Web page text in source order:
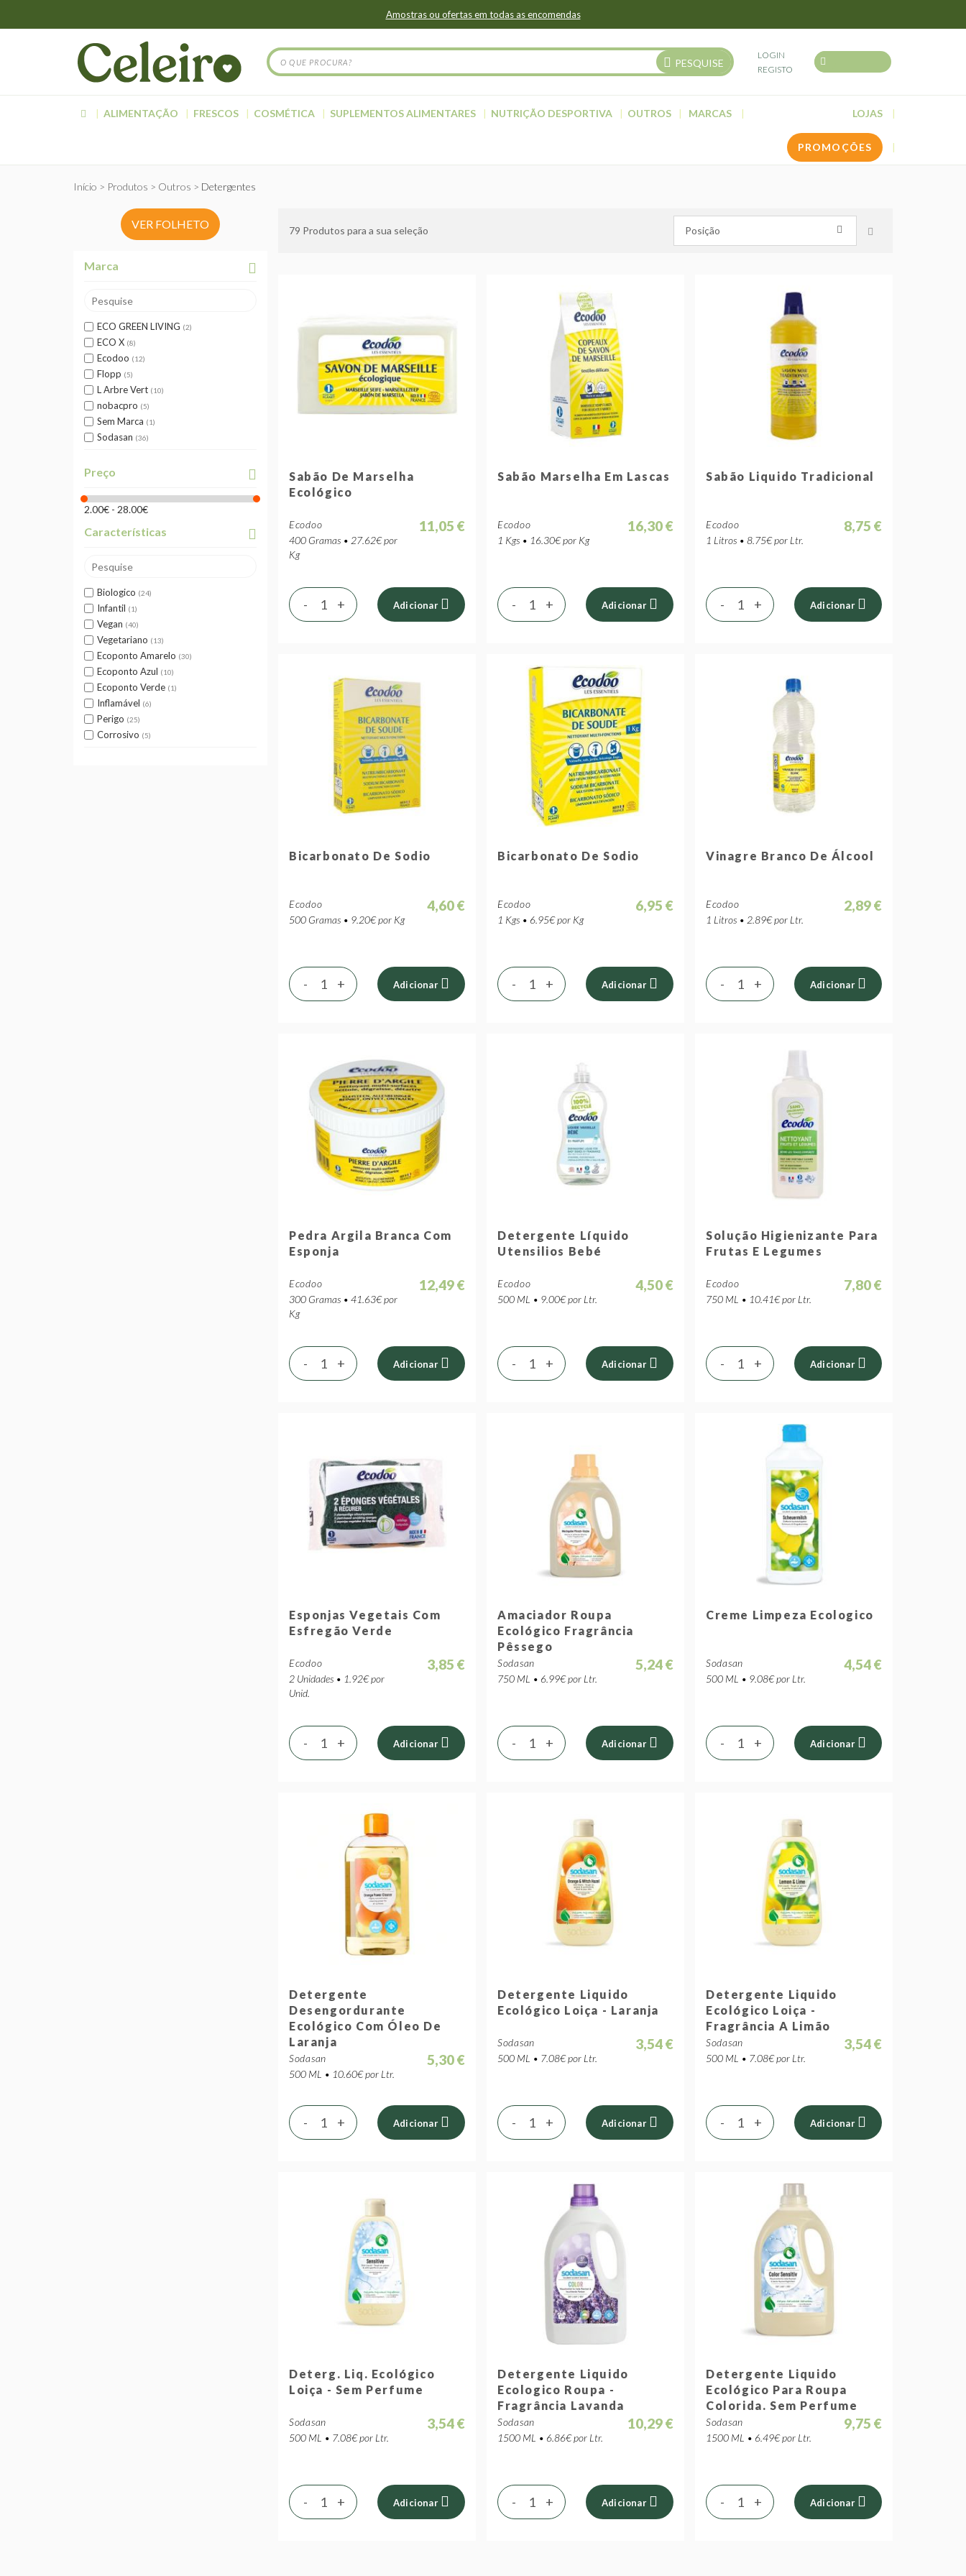
Amostras ou ofertas em todas as encomendas
PESQUISE
LOGIN
REGISTO
ALIMENTAÇÃO FRESCOS COSMÉTICA SUPLEMENTOS ALIMENTARES NUTRIÇÃO DESPORTIVA OUTROS MARCAS LOJAS
PROMOÇÕES
Início Produtos Outros Detergentes
79 Produtos para a sua seleção
Sabão De Marselha
Ecológico
Ecodoo
400 Gramas • 27.62€ por
Kg
11,05 €
+
- Adicionar
Sabão Marselha Em Lascas
Ecodoo
1 Kgs • 16.30€ por Kg
16,30 €
+
- Adicionar
Sabão Liquido Tradicional
Ecodoo
1 Litros • 8.75€ por Ltr.
8,75 €
+
- Adicionar
Bicarbonato De Sodio
Ecodoo
500 Gramas • 9.20€ por Kg
4,60 €
+
- Adicionar
Bicarbonato De Sodio
Ecodoo
1 Kgs • 6.95€ por Kg
6,95 €
+
- Adicionar
Vinagre Branco De Álcool
Ecodoo
1 Litros • 2.89€ por Ltr.
2,89 €
+
- Adicionar
Pedra Argila Branca Com
Esponja
Ecodoo
300 Gramas • 41.63€ por
Kg
12,49 €
+
- Adicionar
Detergente Líquido
Utensilios Bebé
Ecodoo
500 ML • 9.00€ por Ltr.
4,50 €
+
- Adicionar
Solução Higienizante Para
Frutas E Legumes
Ecodoo
750 ML • 10.41€ por Ltr.
7,80 €
+
- Adicionar
Esponjas Vegetais Com
Esfregão Verde
Ecodoo
2 Unidades • 1.92€ por
Unid.
3,85 €
+
- Adicionar
Amaciador Roupa
Ecológico Fragrância
Pêssego
Sodasan
750 ML • 6.99€ por Ltr.
5,24 €
+
- Adicionar
Creme Limpeza Ecologico
Sodasan
500 ML • 9.08€ por Ltr.
4,54 €
+
- Adicionar
Detergente
Desengordurante
Ecológico Com Óleo De
Laranja
Sodasan
500 ML • 10.60€ por Ltr.
5,30 €
+
- Adicionar
Detergente Liquido
Ecológico Loiça - Laranja
Sodasan
500 ML • 7.08€ por Ltr.
3,54 €
+
- Adicionar
Detergente Liquido
Ecológico Loiça -
Fragrância A Limão
Sodasan
500 ML • 7.08€ por Ltr.
3,54 €
+
- Adicionar
Deterg. Liq. Ecológico
Loiça - Sem Perfume
Sodasan
500 ML • 7.08€ por Ltr.
3,54 €
+
- Adicionar
Detergente Liquido
Ecologico Roupa -
Fragrância Lavanda
Sodasan
1500 ML • 6.86€ por Ltr.
10,29 €
+
- Adicionar
Detergente Liquido
Ecológico Para Roupa
Colorida. Sem Perfume
Sodasan
1500 ML • 6.49€ por Ltr.
9,75 €
+
- Adicionar
VER FOLHETO
Marca
ECO GREEN LIVING 2
ECO X 8
Ecodoo 12
Flopp 5
L Arbre Vert 10
nobacpro 5
Sem Marca 1
Sodasan 36
Preço
2.00€ - 28.00€
Características
Biologico 24
Infantil 1
Vegan 40
Vegetariano 13
Ecoponto Amarelo 30
Ecoponto Azul 10
Ecoponto Verde 1
Inflamável 6
Perigo 25
Corrosivo 5